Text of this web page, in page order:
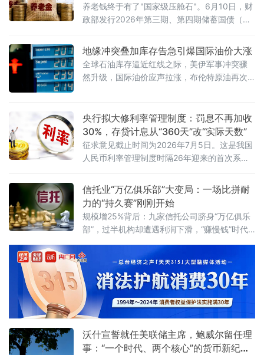
户"？
养老钱终于有了"国家级压舱石"。6月10日，财
政部发行2026年第三期、第四期储蓄国债（电
的是，这两期国债首次设置了个人养老金专属
额度，面向个人养老金账户投资者定向发售。
这意味着，自2026年6月起，全国超7200万个
人养老金开户人，终于可以用"养老钱"买国债
地缘冲突叠加库存告急引爆国际油价大涨
全球石油库存逼近红线之际，美伊军事冲突骤
然升级，国际油价应声拉涨，布伦特原油再次
需基本面，成为主导价格的核心变量。6月10
日，国际原油市场经历了一场“双重驱动”的剧烈
波动。当日早盘，受美军对伊朗发动新一轮空
袭消息影响，WTI原油期货价格上涨1.63%，布
央行拟大修利率管理制度：罚息不再加收
30%，存贷计息从“360天”改“实际天数”
征求意见截止时间为2026年7月5日。这是我国
人民币利率管理制度时隔26年迎来的首次系统
贷款利率管理，明确央行与金融机构的职责，
同时整合散落在多份老旧规
信托业“万亿俱乐部”大变局：一场比拼耐
力的“持久赛”刚刚开始
规模增25%背后：九家信托公司跻身“万亿俱乐
部”，过半机构却遭遇利润下滑，“赚慢钱”时代
业务三分类新规三年过渡期正式画上句号。这
场自2023年3月启动、被称为行业近十年最大
业务改革的制度重塑，以一份沉甸甸的成绩单
落下帷幕——全行业受托资产规模突破34万亿
元，创出历史新高。三年前，原银保监会发
布“三分类新规”，将信托业务划
沃什宣誓就任美联储主席，鲍威尔留任理
事：“一个时代、两个核心”的货币新纪元